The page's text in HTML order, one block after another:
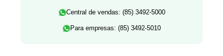
Central de vendas: (85) 3492-5000
Para empresas: (85) 3492-5010